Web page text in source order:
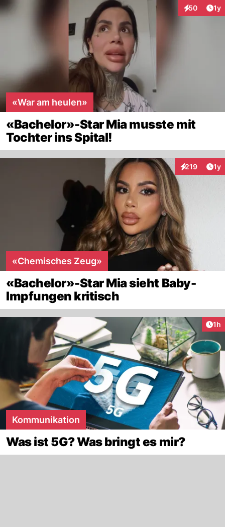
50 1y
«War am heulen»
«Bachelor»-Star Mia musste mit
Tochter ins Spital!
219
Interaktionen
1y
«Chemisches Zeug»
«Bachelor»-Star Mia sieht Baby-
Impfungen kritisch
1h
Kommunikation
Was ist 5G? Was bringt es mir?